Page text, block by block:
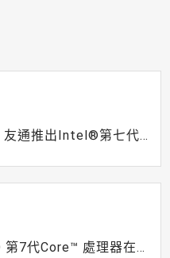
友通推出Intel®第七代
7代Core™ 處理器在